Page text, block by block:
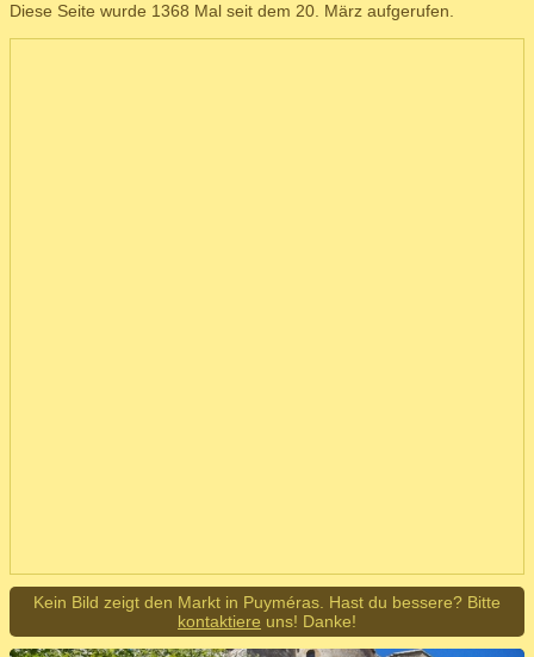
Diese Seite wurde 1368 Mal seit dem 20. März aufgerufen.
Kein Bild zeigt den Markt in Puyméras. Hast du bessere? Bitte
kontaktiere uns! Danke!